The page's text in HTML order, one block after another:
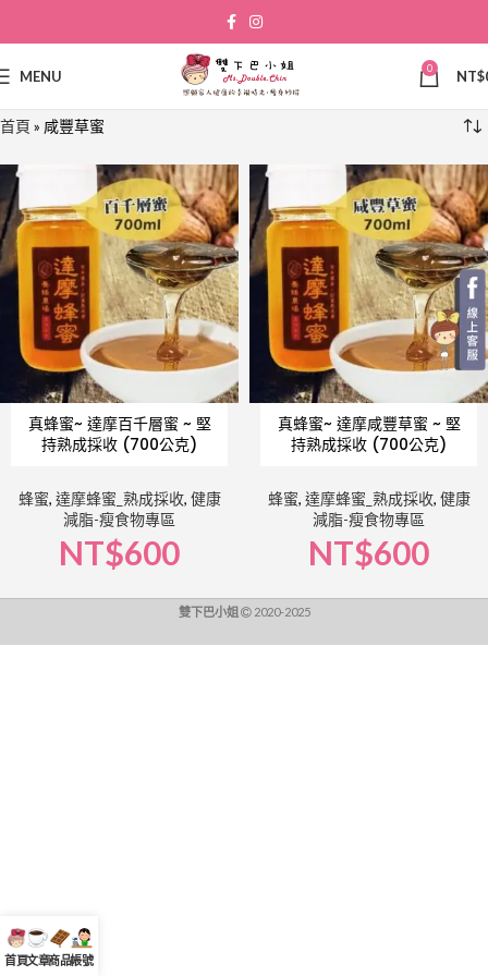
MENU 0 NT$
首頁 » 咸豐草蜜
真蜂蜜~ 達摩百千層蜜 ~ 堅
持熟成採收 (700公克)
蜂蜜, 達摩蜂蜜_熟成採收, 健康
減脂-瘦食物專區
NT$600
真蜂蜜~ 達摩咸豐草蜜 ~ 堅
持熟成採收 (700公克)
蜂蜜, 達摩蜂蜜_熟成採收, 健康
減脂-瘦食物專區
NT$600
雙下巴小姐 2020-2025
首頁文章商品帳號